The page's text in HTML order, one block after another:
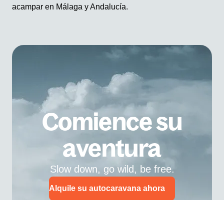
acampar en Málaga y Andalucía.
Comience su
aventura
Slow down, go wild, be free.
Alquile su autocaravana ahora